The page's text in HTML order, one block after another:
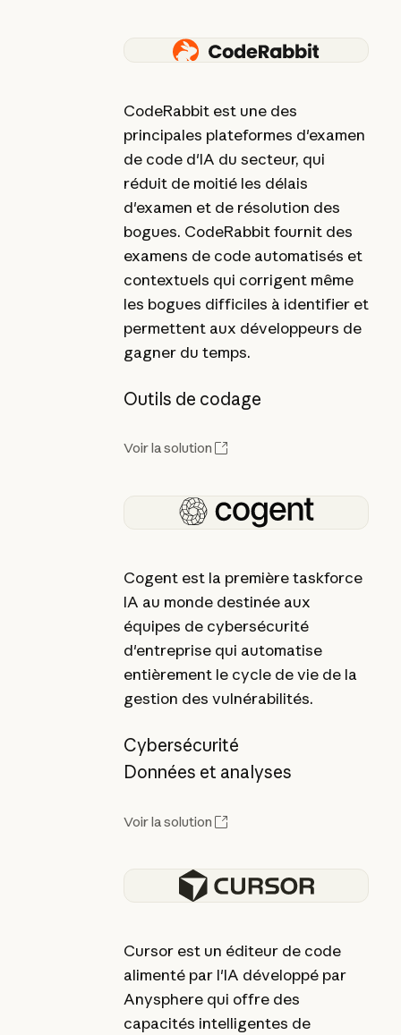
CodeRabbit est une des
principales plateformes d'examen
de code d'IA du secteur, qui
réduit de moitié les délais
d'examen et de résolution des
bogues. CodeRabbit fournit des
examens de code automatisés et
contextuels qui corrigent même
les bogues difficiles à identifier et
permettent aux développeurs de
gagner du temps.
Outils de codage
Voir la solution
Cogent est la première taskforce
IA au monde destinée aux
équipes de cybersécurité
d'entreprise qui automatise
entièrement le cycle de vie de la
gestion des vulnérabilités.
Cybersécurité
Données et analyses
Voir la solution
Cursor est un éditeur de code
alimenté par l'IA développé par
Anysphere qui offre des
capacités intelligentes de